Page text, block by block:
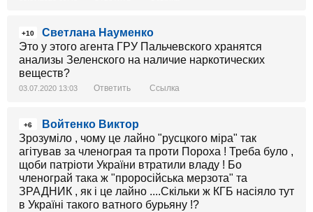
+10
Светлана Науменко
Это у этого агента ГРУ Пальчевского хранятся
анализы Зеленского на наличие наркотических
веществ?
03.07.2020 13:03 Ответить Ссылка
+6
Войтенко Виктор
Зрозуміло , чому це лайно "русцкого міра" так
агітував за членограя та проти Пороха ! Треба було ,
щоби патріоти України втратили владу ! Бо
членограй така ж "проросійська мерзота" та
ЗРАДНИК , як і це лайно ....Скільки ж КГБ насіяло тут
в Україні такого ватного бурьяну !?